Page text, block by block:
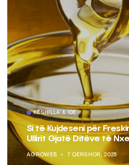
KËSHILLA & IDE
Si të Kujdeseni për
Ullirit Gjatë Ditëve të
AGROWEB 7 QERSHOR, 2025